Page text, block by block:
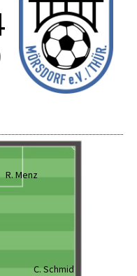
R. Menz
C. Schmid